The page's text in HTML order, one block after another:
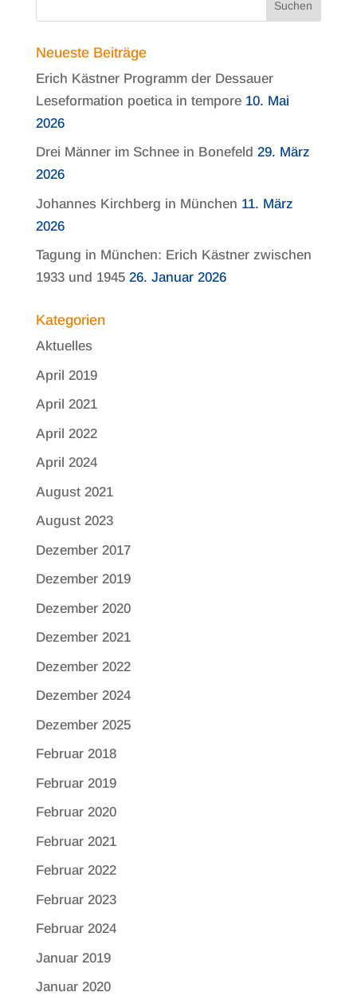
Neueste Beiträge
Erich Kästner Programm der Dessauer
Leseformation poetica in tempore 10. Mai
2026
Drei Männer im Schnee in Bonefeld 29. März
2026
Johannes Kirchberg in München 11. März
2026
Tagung in München: Erich Kästner zwischen
1933 und 1945 26. Januar 2026
Kategorien
Aktuelles
April 2019
April 2021
April 2022
April 2024
August 2021
August 2023
Dezember 2017
Dezember 2019
Dezember 2020
Dezember 2021
Dezember 2022
Dezember 2024
Dezember 2025
Februar 2018
Februar 2019
Februar 2020
Februar 2021
Februar 2022
Februar 2023
Februar 2024
Januar 2019
Januar 2020